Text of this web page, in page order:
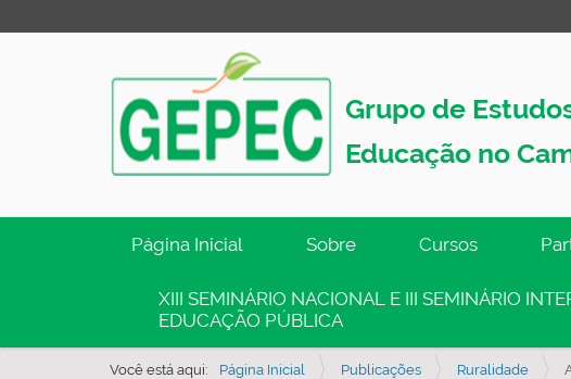
Grupo de
Educação no
g
Página Inicial Sobre Cursos
XIII SEMINÁRIO NACIONAL E III SEMINÁRIO
EDUCAÇÃO PÚBLICA
Você está aqui: Página Inicial Publicações Ruralidade